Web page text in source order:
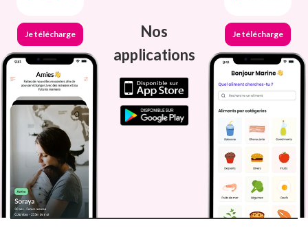
Je télécharge
Nos
applications
Je télécharge